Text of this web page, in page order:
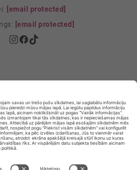
[email protected]
[email protected]
Iestatījumi
lietošanas noteikumi